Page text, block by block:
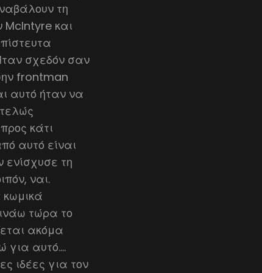
τη
McIntyre και
σχεδόν σαν
frontman
αυτό ήταν να
κάτι
αυτό είναι
τη
ναι.
κωμικά
τώρα το
ακόμα
για αυτό….
ιδέες για τον